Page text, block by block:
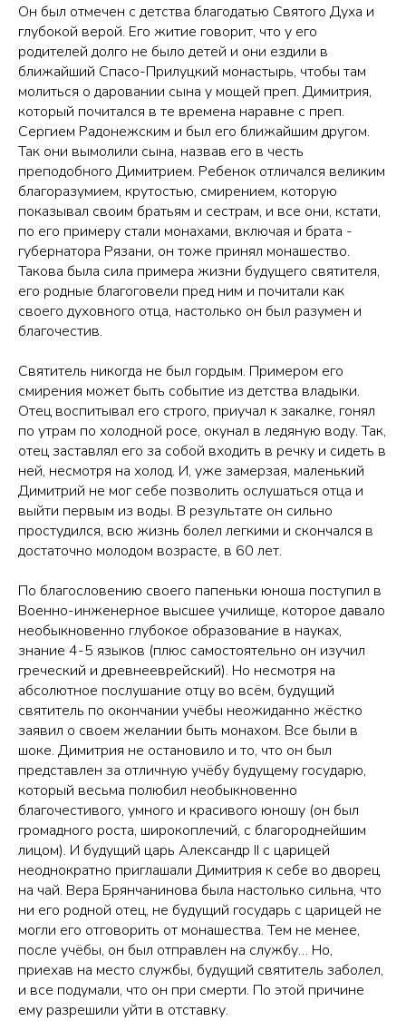
Он был отмечен с детства благодатью Святого Духа и
глубокой верой. Его житие говорит, что у его
родителей долго не было детей и они ездили в
ближайший Спасо-Прилуцкий монастырь, чтобы там
молиться о даровании сына у мощей преп. Димитрия,
который почитался в те времена наравне с преп.
Сергием Радонежским и был его ближайшим другом.
Так они вымолили сына, назвав его в честь
преподобного Димитрием. Ребенок отличался великим
благоразумием, крутостью, смирением, которую
показывал своим братьям и сестрам, и все они, кстати,
по его примеру стали монахами, включая и брата -
губернатора Рязани, он тоже принял монашество.
Такова была сила примера жизни будущего святителя,
его родные благоговели пред ним и почитали как
своего духовного отца, настолько он был разумен и
благочестив.
Святитель никогда не был гордым. Примером его
смирения может быть событие из детства владыки.
Отец воспитывал его строго, приучал к закалке, гонял
по утрам по холодной росе, окунал в ледяную воду. Так,
отец заставлял его за собой входить в речку и сидеть в
ней, несмотря на холод. И, уже замерзая, маленький
Димитрий не мог себе позволить ослушаться отца и
выйти первым из воды. В результате он сильно
простудился, всю жизнь болел легкими и скончался в
достаточно молодом возрасте, в 60 лет.
По благословению своего папеньки юноша поступил в
Военно-инженерное высшее училище, которое давало
необыкновенно глубокое образование в науках,
знание 4-5 языков (плюс самостоятельно он изучил
греческий и древнееврейский). Но несмотря на
абсолютное послушание отцу во всём, будущий
святитель по окончании учёбы неожиданно жёстко
заявил о своем желании быть монахом. Все были в
шоке. Димитрия не остановило и то, что он был
представлен за отличную учёбу будущему государю,
который весьма полюбил необыкновенно
благочестивого, умного и красивого юношу (он был
громадного роста, широкоплечий, с благороднейшим
лицом). И будущий царь Александр II с царицей
неоднократно приглашали Димитрия к себе во дворец
на чай. Вера Брянчанинова была настолько сильна, что
ни его родной отец, не будущий государь с царицей не
могли его отговорить от монашества. Тем не менее,
после учёбы, он был отправлен на службу… Но,
приехав на место службы, будущий святитель заболел,
и все подумали, что он при смерти. По этой причине
ему разрешили уйти в отставку.